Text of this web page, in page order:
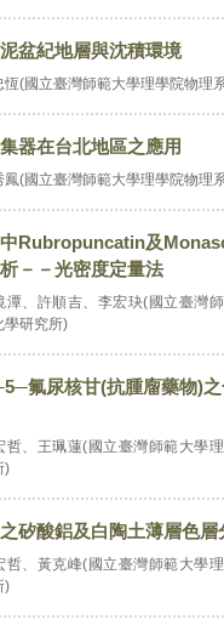
盆紀地層與沈積環境
恆(國立臺灣師範大學理學院物理
器在台北地區之應用
鳳(國立臺灣師範大學理學院物理
Rubropuncatin及
－－光密度定量法
潭、許順吉、李宏玦(國立臺灣
學研究所)
氟尿核甘(抗腫廇藥物)
哲、王珮蓮(國立臺灣師範大學
)
矽酸鋁及白陶土薄層色層
哲、黃克峰(國立臺灣師範大學
)